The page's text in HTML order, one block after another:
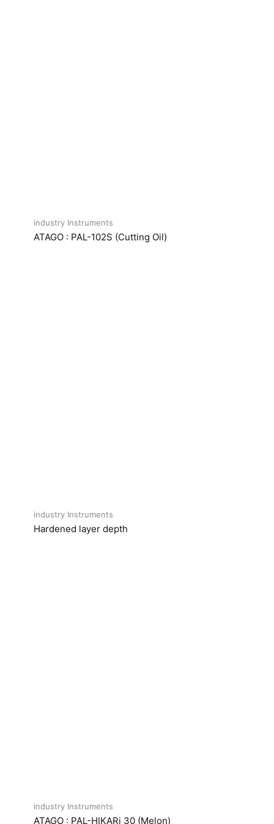
industry Instruments
ATAGO : PAL-102S (Cutting Oil)
industry Instruments
Hardened layer depth
industry Instruments
ATAGO : PAL-HIKARi 30 (Melon)